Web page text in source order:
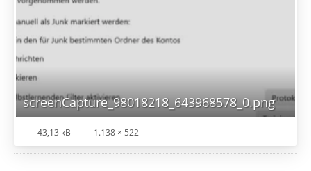
screenCapture_98018218_643968578_0.png
43,13 kB 1.138 × 522